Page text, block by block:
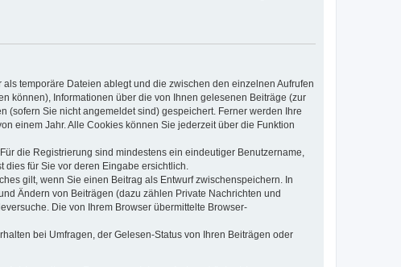
temporäre Dateien ablegt und die zwischen den einzelnen Aufrufen
können), Informationen über die von Ihnen gelesenen Beiträge (zur
(sofern Sie nicht angemeldet sind) gespeichert. Ferner werden Ihre
einem Jahr. Alle Cookies können Sie jederzeit über die Funktion
die Registrierung sind mindestens ein eindeutiger Benutzername,
für Sie vor deren Eingabe ersichtlich.
gilt, wenn Sie einen Beitrag als Entwurf zwischenspeichern. In
Ändern von Beiträgen (dazu zählen Private Nachrichten und
Die von Ihrem Browser übermittelte Browser-
bei Umfragen, der Gelesen-Status von Ihren Beiträgen oder